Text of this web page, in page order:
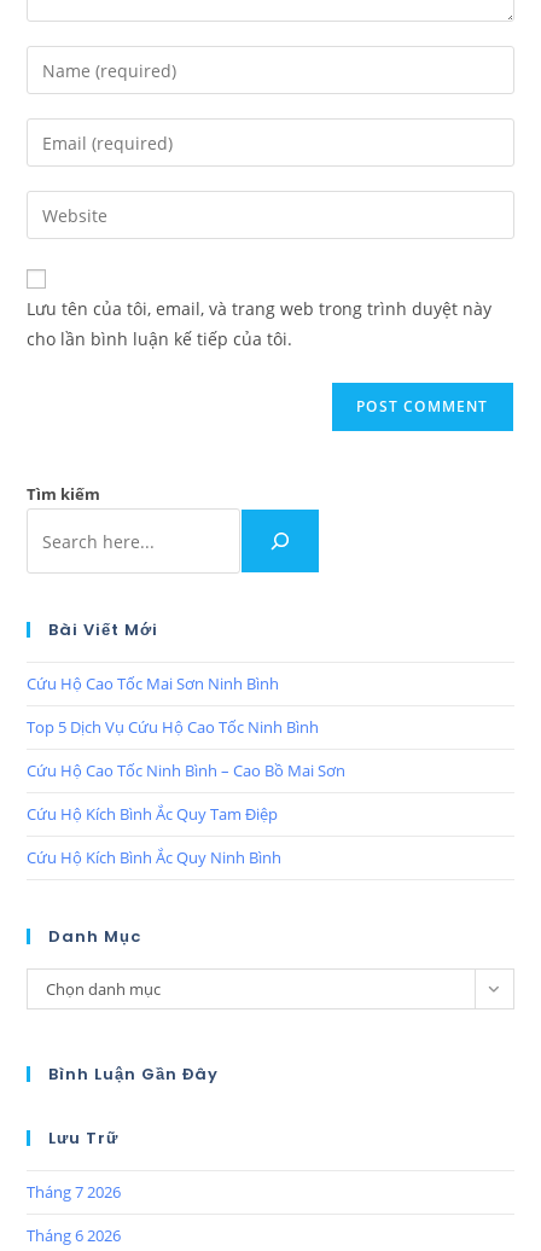
Lưu tên của tôi, email, và trang web trong trình duyệt này
cho lần bình luận kế tiếp của tôi.
Tìm kiếm
Bài Viết Mới
Cứu Hộ Cao Tốc Mai Sơn Ninh Bình
Top 5 Dịch Vụ Cứu Hộ Cao Tốc Ninh Bình
Cứu Hộ Cao Tốc Ninh Bình – Cao Bồ Mai Sơn
Cứu Hộ Kích Bình Ắc Quy Tam Điệp
Cứu Hộ Kích Bình Ắc Quy Ninh Bình
Danh Mục
Chọn danh mục
Bình Luận Gần Đây
Lưu Trữ
Tháng 7 2026
Tháng 6 2026